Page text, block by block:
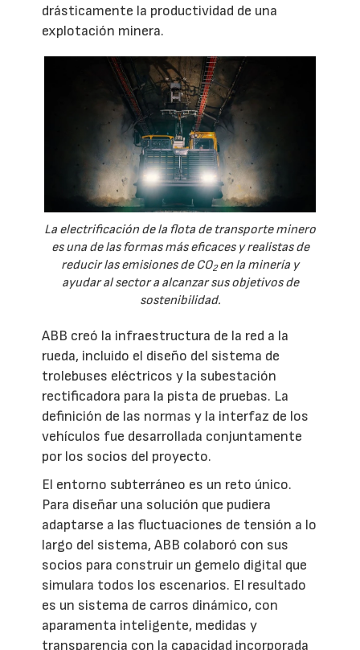
drásticamente la productividad de una
explotación minera.
La electrificación de la flota de transporte minero
es una de las formas más eficaces y realistas de
reducir las emisiones de CO2en la minería y
ayudar al sector a alcanzar sus objetivos de
sostenibilidad.
ABB creó la infraestructura de la red a la
rueda, incluido el diseño del sistema de
trolebuses eléctricos y la subestación
rectificadora para la pista de pruebas. La
definición de las normas y la interfaz de los
vehículos fue desarrollada conjuntamente
por los socios del proyecto.
El entorno subterráneo es un reto único.
Para diseñar una solución que pudiera
adaptarse a las fluctuaciones de tensión a lo
largo del sistema, ABB colaboró con sus
socios para construir un gemelo digital que
simulara todos los escenarios. El resultado
es un sistema de carros dinámico, con
aparamenta inteligente, medidas y
transparencia con la capacidad incorporada